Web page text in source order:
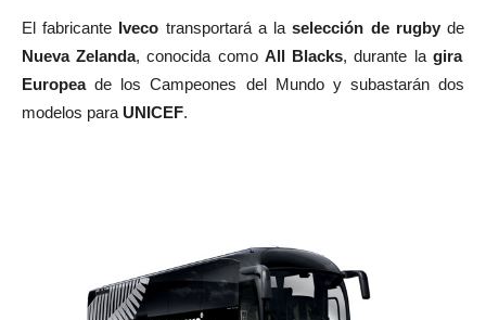
El fabricante Iveco transportará a la selección de rugbyde
Nueva Zelanda, conocida como All Blacks, durante la gira
Europeade los Campeones del Mundo y subastarán dos
modelos para UNICEF.